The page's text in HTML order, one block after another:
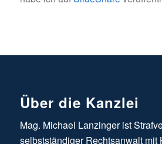
Über die Kanzlei
Mag. Michael Lanzinger ist
selbstständiger Rechtsanwalt mit